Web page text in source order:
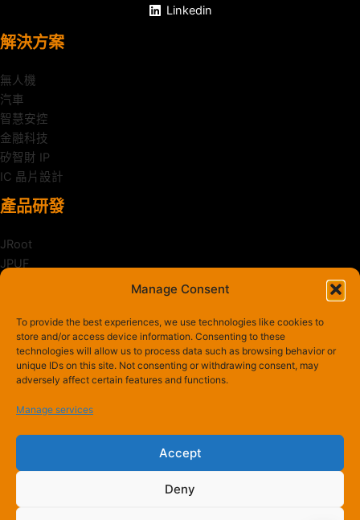
Manage Consent
To provide the best experiences, we use technologies like cookies to
store and/or access device information. Consenting to these
technologies will allow us to process data such as browsing behavior or
unique IDs on this site. Not consenting or withdrawing consent, may
adversely affect certain features and functions.
Manage services
Accept
Deny
Linkedin
解決方案
無人機
汽車
智慧安控
金融科技
矽智財 IP
IC 晶片設計
產品研發
JRoot
JPUF
Zanker
最新消息
近期新聞